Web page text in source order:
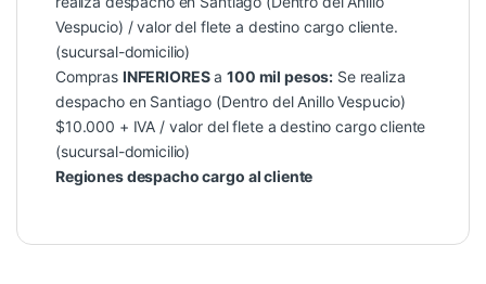
Vespucio) / valor del flete a destino cargo cliente.
(sucursal-domicilio)
Compras INFERIORESa100 mil pesos: Se realiza
despacho en Santiago (Dentro del Anillo Vespucio)
$10.000 + IVA / valor del flete a destino cargo cliente
(sucursal-domicilio)
Regiones despacho cargo al cliente